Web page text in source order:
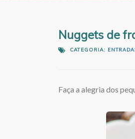
Nuggets de
CATEGORIA:
Faça a alegria dos